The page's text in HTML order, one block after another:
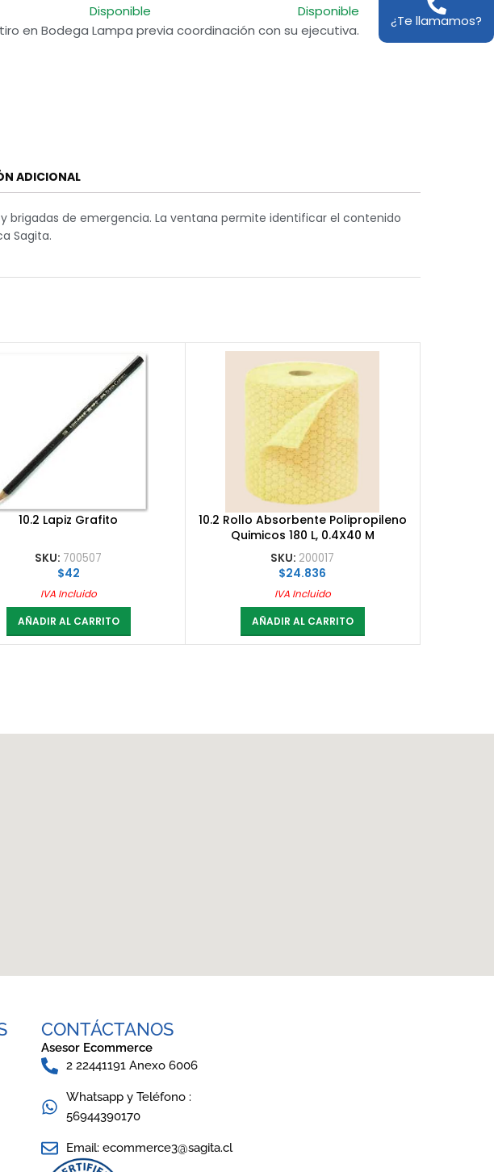
¿Te llamamos?
Disponible
Disponible
en Bodega Lampa previa coordinación con su ejecutiva.
ADICIONAL
de emergencia. La ventana permite identificar el contenido
Sagita.
10.2 Lapiz Grafito
SKU: 700507
$42
IVA Incluido
AÑADIR AL CARRITO
10.2 Rollo Absorbente Polipropileno
Quimicos 180 L, 0.4X40 M
SKU: 200017
$24.836
IVA Incluido
AÑADIR AL CARRITO
CONTÁCTANOS
Asesor Ecommerce
2 22441191 Anexo 6006
Whatsapp y Teléfono :
56944390170
Email: ecommerce3@sagita.cl